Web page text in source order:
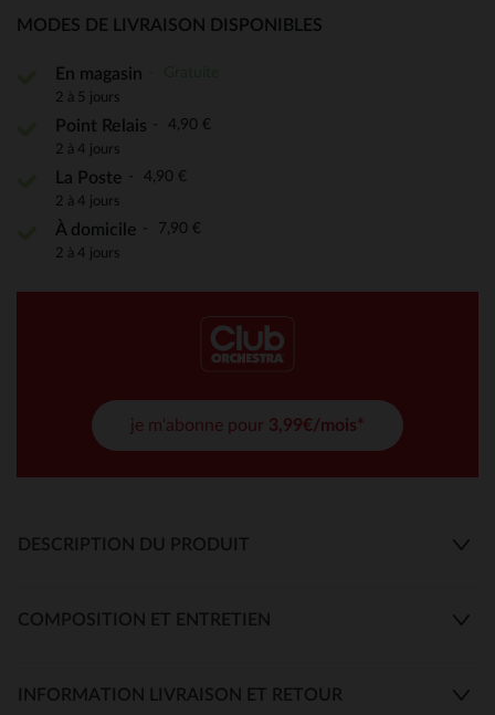
MODES DE LIVRAISON DISPONIBLES
En magasin
2 à 5 jours
Point Relais 4,90 €
2 à 4 jours
La Poste 4,90 €
2 à 4 jours
À domicile 7,90 €
2 à 4 jours
je m'abonne pour 3,99€/mois*
DESCRIPTION DU PRODUIT
COMPOSITION ET ENTRETIEN
INFORMATION LIVRAISON ET RETOUR